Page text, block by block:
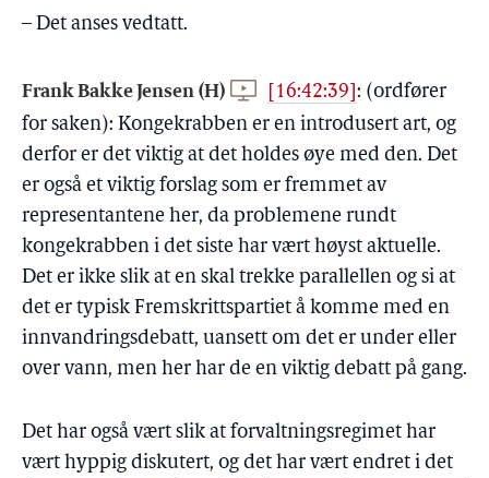
– Det anses vedtatt.
Frank Bakke Jensen (H) [16:42:39] : (ordfører
for saken): Kongekrabben er en introdusert art, og
derfor er det viktig at det holdes øye med den. Det
er også et viktig forslag som er fremmet av
representantene her, da problemene rundt
kongekrabben i det siste har vært høyst aktuelle.
Det er ikke slik at en skal trekke parallellen og si at
det er typisk Fremskrittspartiet å komme med en
innvandringsdebatt, uansett om det er under eller
over vann, men her har de en viktig debatt på gang.
Det har også vært slik at forvaltningsregimet har
vært hyppig diskutert, og det har vært endret i det